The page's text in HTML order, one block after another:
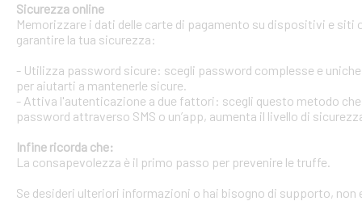
Sicurezza online
Memorizzare i dati delle carte di pagamento su dispositivi e
garantire la tua sicurezza:
- Utilizza password sicure: scegli password complesse e
per aiutarti a mantenerle sicure.
- Attiva l'autenticazione a due fattori: scegli questo metodo
password attraverso SMS o un’app, aumenta il livello di
Infine ricorda che:
La consapevolezza è il primo passo per prevenire le truffe.
Se desideri ulteriori informazioni o hai bisogno di supporto,